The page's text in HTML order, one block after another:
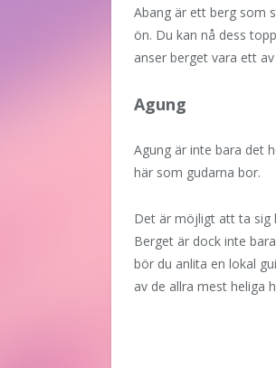
Abang är ett berg som
ön. Du kan nå dess
anser berget vara ett
Agung
Agung är inte bara det
här som gudarna bor.
Det är möjligt att ta sig
Berget är dock inte
bör du anlita en lokal
av de allra mest heliga